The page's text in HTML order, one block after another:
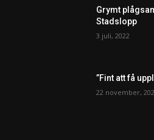
Grymt
Stadslopp
3 juli, 2022
”Fint att få
22 november,